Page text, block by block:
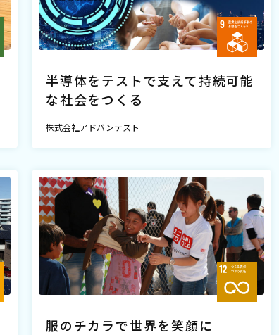
半導体をテストで支えて持続可能
な社会をつくる
株式会社アドバンテスト
服のチカラで世界を笑顔に